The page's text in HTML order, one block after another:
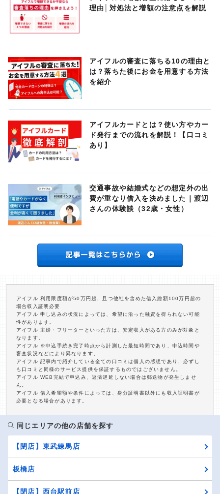
理由│対処法と増額の注意点を解説
アイフルの審査に落ちる10の理由と
は？落ちた後にお金を用意する方法
を紹介
アイフルカードとは？使い方やカー
ド発行までの流れを解説！【口コミ
あり】
交通事故や結婚式などの想定外の出
費が重なり借入を決めました｜渡辺
さんの体験談（32歳・女性）
アイフル 利用限度額が50万円超、且つ他社を含めた借入総額100万円超の
場合収入証明必要
アイフル 申し込みの状況によっては、希望に沿った融資を得られない可能
性があります。
アイフル 主婦・フリーターといった方は、安定収入がある方のみが対象と
なります。
アイフル ※申込手続き完了時点から計測した最短時間であり、申込時間や
審査状況などにより異なります。
アイフル 記事内で紹介している全ての口コミは個人の感想であり、必ずし
も口コミと同様のサービス提供を保証するものではございません。
アイフル WEB完結で申込み、返済遅延しない場合は郵送物が発生しませ
ん。
アイフル 借入希望額や条件によっては、身分証明書以外にも収入証明書が
必要となる場合があります。
同じエリアの他の店舗を探す
【閉店】東武練馬店
板橋店
【閉店】西台駅前店